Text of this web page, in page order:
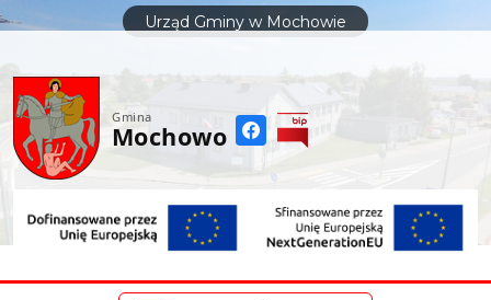
treści
Urząd Gminy w Mochowie
Gmina
Mochowo